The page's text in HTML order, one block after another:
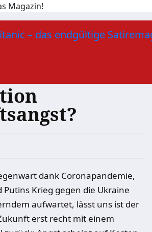
dank Coronapandemie,
Krieg gegen die Ukraine
aufwartet, lässt uns ist der
erst recht mit einem